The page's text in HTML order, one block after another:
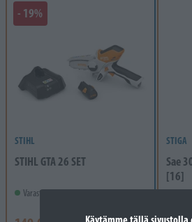
Käytämme tällä sivustolla
- 19%
STIHL
STIHL GTA 26 SET
Varastossa
STIGA
Sae
[16]